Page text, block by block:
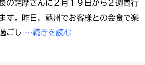
の詫摩さんに２月１９日から２週間行
す。昨日、蘇州でお客様との会食で楽
ごし …続きを読む